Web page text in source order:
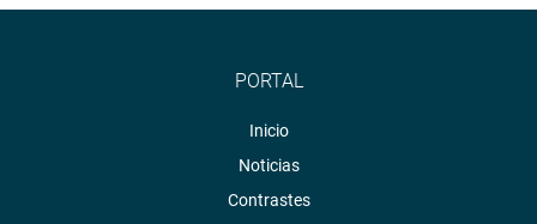
PORTAL
Inicio
Noticias
Contrastes